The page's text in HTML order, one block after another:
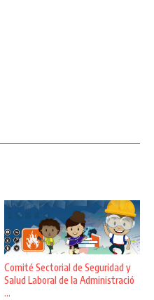
Comité Sectorial de Seguridad y
Salud Laboral de la Administració
...